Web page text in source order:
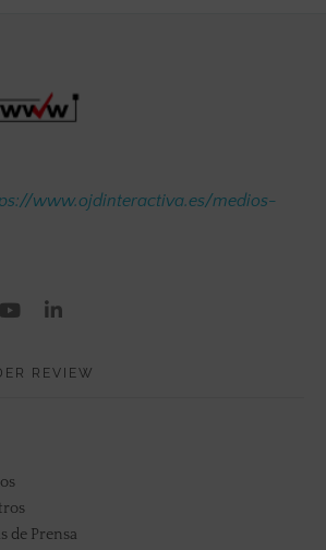
www.ojdinteractiva.es/medios-
REVIEW
de Prensa